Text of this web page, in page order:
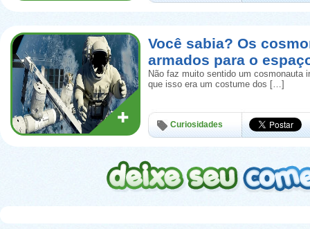
Você sabia? Os
armados para o
Não faz muito sentido um cosmonauta
que isso era um costume dos […]
Curiosidades